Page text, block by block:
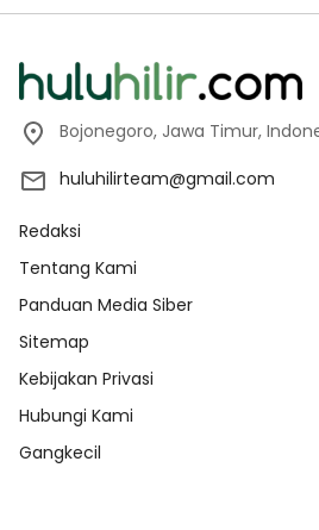
Bojonegoro, Jawa Timur,
huluhilirteam@gmail.com
Redaksi
Tentang Kami
Panduan Media Siber
Sitemap
Kebijakan Privasi
Hubungi Kami
Gangkecil